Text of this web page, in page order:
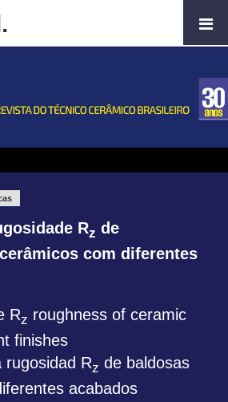
Rz de
com diferentes
Rz roughness of ceramic
finishes
rugosidad Rz de baldosas
acabados